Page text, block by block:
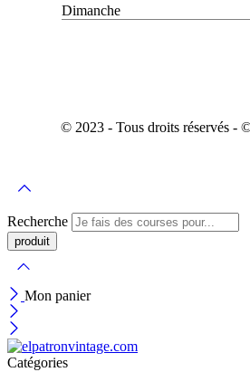
Dimanche
© 2023 - Tous droits réservés -
Recherche
Mon panier
Catégories